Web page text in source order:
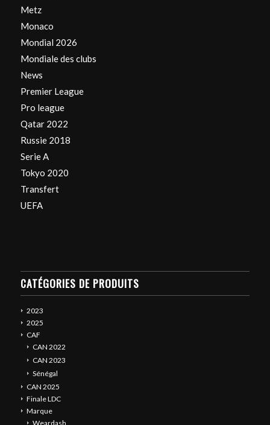
Metz
Monaco
Mondial 2026
Mondiale des clubs
News
Premier League
Pro league
Qatar 2022
Russie 2018
Serie A
Tokyo 2020
Transfert
UEFA
CATÉGORIES DE PRODUITS
2023
2025
CAF
CAN 2022
CAN 2023
Sénégal
CAN 2025
Finale LDC
Marque
Weardash